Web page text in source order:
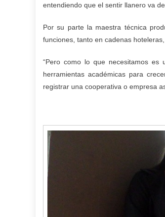
entendiendo que el sentir llanero va
Por su parte la maestra técnica
funciones, tanto en cadenas
“Pero como lo que necesitamos es
herramientas académicas para
registrar una cooperativa o empresa